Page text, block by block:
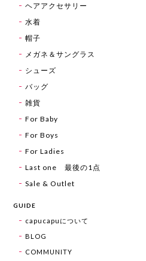
ヘアアクセサリー
水着
帽子
メガネ＆サングラス
シューズ
バッグ
雑貨
For Baby
For Boys
For Ladies
Last one 最後の1点
Sale & Outlet
GUIDE
capucapuについて
BLOG
COMMUNITY